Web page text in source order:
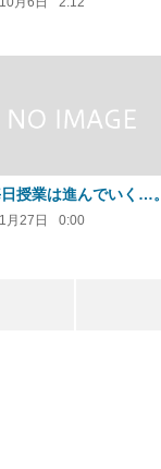
授業は進んでいく…。
月27日 0:00